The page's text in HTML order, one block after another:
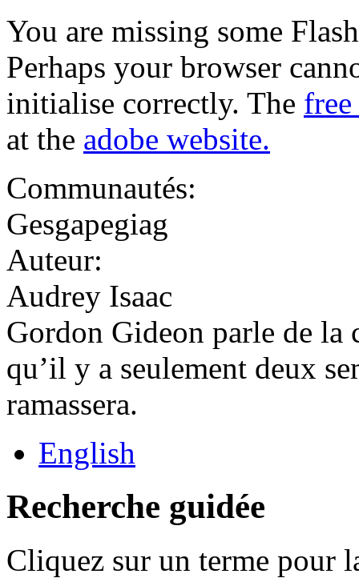
You are missing some
Perhaps your browser
initialise correctly. The
at the adobe website.
Communautés:
Gesgapegiag
Auteur:
Audrey Isaac
Gordon Gideon parle de
qu’il y a seulement deux
ramassera.
English
Recherche guidée
Cliquez sur un terme pour